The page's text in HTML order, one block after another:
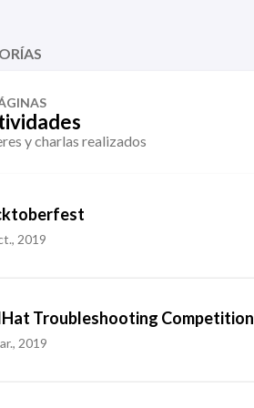
y charlas realizados
2019
Troubleshooting Competition
2019